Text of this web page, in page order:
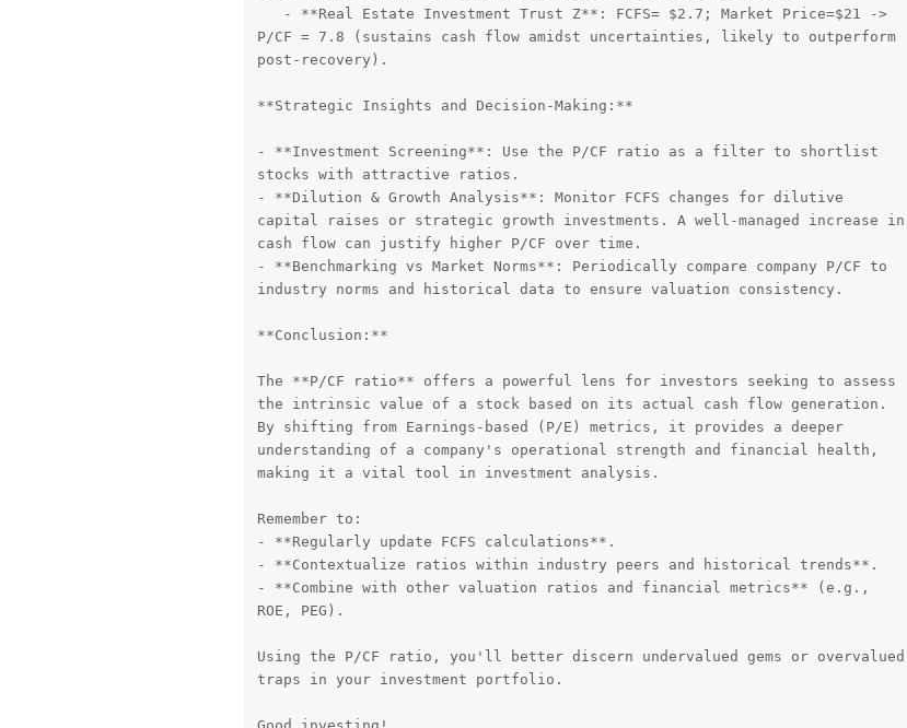
   - **Real Estate Investment Trust Z**: FCFS= $2.7; Market Price=$21 ->
P/CF = 7.8 (sustains cash flow amidst uncertainties, likely to outperform
post-recovery).
**Strategic Insights and Decision-Making:**
- **Investment Screening**: Use the P/CF ratio as a filter to shortlist
stocks with attractive ratios.
- **Dilution & Growth Analysis**: Monitor FCFS changes for dilutive
capital raises or strategic growth investments. A well-managed increase in
cash flow can justify higher P/CF over time.
- **Benchmarking vs Market Norms**: Periodically compare company P/CF to
industry norms and historical data to ensure valuation consistency.
**Conclusion:**
The **P/CF ratio** offers a powerful lens for investors seeking to assess
the intrinsic value of a stock based on its actual cash flow generation.
By shifting from Earnings-based (P/E) metrics, it provides a deeper
understanding of a company's operational strength and financial health,
making it a vital tool in investment analysis.
Remember to:
- **Regularly update FCFS calculations**.
- **Contextualize ratios within industry peers and historical trends**.
- **Combine with other valuation ratios and financial metrics** (e.g.,
ROE, PEG).
Using the P/CF ratio, you'll better discern undervalued gems or overvalued
traps in your investment portfolio.